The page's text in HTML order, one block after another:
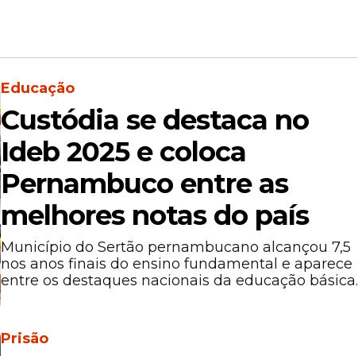
Educação
Custódia se destaca no
Ideb 2025 e coloca
Pernambuco entre as
melhores notas do país
Município do Sertão pernambucano alcançou 7,5
nos anos finais do ensino fundamental e aparece
entre os destaques nacionais da educação básica.
Prisão